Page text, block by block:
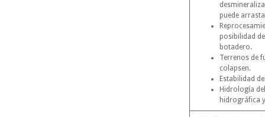
puede
posibilidad
botadero.
Terrenos de
colapsen.
Estabilidad
Hidrología
hidrográfica